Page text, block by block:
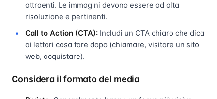
attraenti. Le immagini devono essere ad alta
risoluzione e pertinenti.
Call to Action (CTA): Includi un CTA chiaro che dica
ai lettori cosa fare dopo (chiamare, visitare un sito
web, acquistare).
Considera il formato del media